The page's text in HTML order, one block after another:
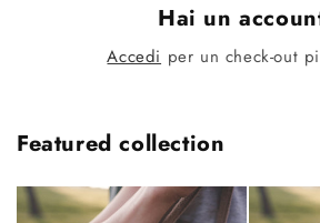
Hai un
Accedi per un check-out
Featured collection